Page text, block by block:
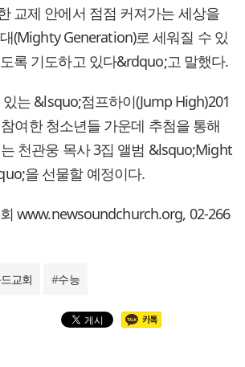
교제 안에서 점점 커져가는 세상을
(Mighty Generation)로 세워질 수 있
록 기도하고 있다&rdquo;고 말했다.
는 &lsquo;점프하이(Jump High)201
여한 청소년들 가운데 추첨을 통해
천관웅 목사 3집 앨범 &lsquo;Might
을 선물할 예정이다.
www.newsoundchurch.org, 02-266
교회 #수능